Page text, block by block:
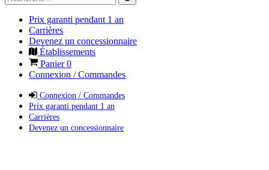
Prix garanti pendant 1 an
Carrières
Devenez un concessionnaire
Établissements
Panier0
Connexion / Commandes
Connexion / Commandes
Prix garanti pendant 1 an
Carrières
Devenez un concessionnaire